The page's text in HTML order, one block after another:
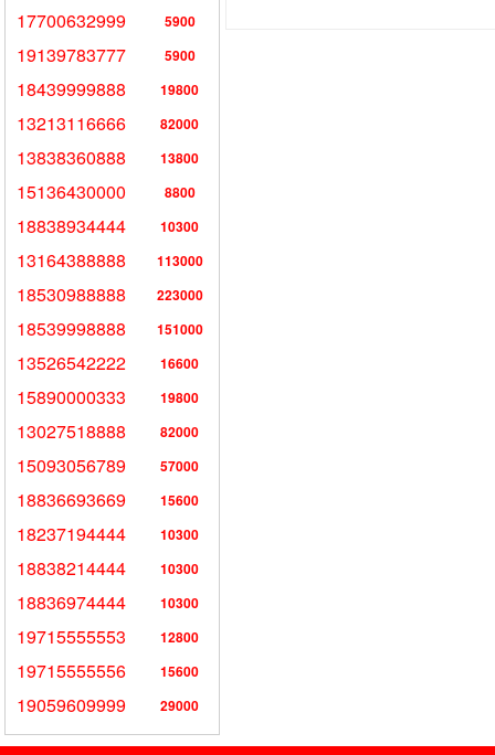
17700632999 5900
19139783777 5900
18439999888 19800
13213116666 82000
13838360888 13800
15136430000 8800
18838934444 10300
13164388888 113000
18530988888 223000
18539998888 151000
13526542222 16600
15890000333 19800
13027518888 82000
15093056789 57000
18836693669 15600
18237194444 10300
18838214444 10300
18836974444 10300
19715555553 12800
19715555556 15600
19059609999 29000